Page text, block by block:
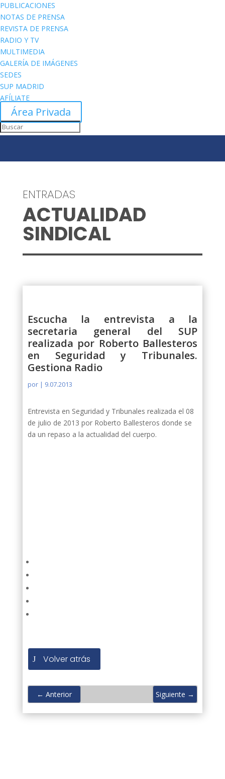
PUBLICACIONES
NOTAS DE PRENSA
REVISTA DE PRENSA
RADIO Y TV
MULTIMEDIA
GALERÍA DE IMÁGENES
SEDES
SUP MADRID
AFÍLIATE
Área Privada
ENTRADAS
ACTUALIDAD
SINDICAL
Escucha la entrevista a la
secretaria general del SUP
realizada por Roberto Ballesteros
en Seguridad y Tribunales.
Gestiona Radio
por | 9.07.2013
Entrevista en Seguridad y Tribunales realizada el 08
de julio de 2013 por Roberto Ballesteros donde se
da un repaso a la actualidad del cuerpo.
Volver atrás
← Anterior Siguiente →